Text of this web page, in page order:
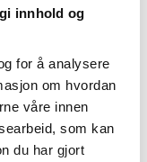
innhold og
for å analysere
om hvordan
våre innen
som kan
du har gjort